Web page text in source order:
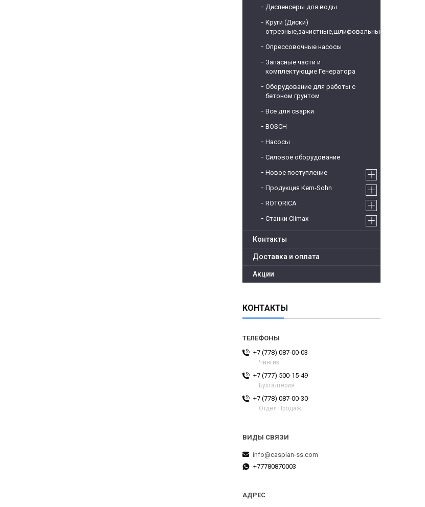
Диспенсеры для воды
Круги (Диски)
отрезные,зачистные,шлифовальные
Опрессовочные насосы
Запасные части и
комплектующие Генератора
Оборудование для работы с
бетоном грунтом
Все для сварки
BOSCH
Насосы
Силовое оборудование
Новое поступление
Продукция Kern-Sohn
ROTORICA
Станки Climax
Контакты
Доставка и оплата
Акции
КОНТАКТЫ
+7 (778) 087-00-03
Чингиз
+7 (777) 500-15-49
Бухгалтерия
+7 (778) 087-00-30
Отдел Продаж
info@caspian-ss.com
+77780870003